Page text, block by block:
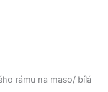
rámu na maso/ bílá